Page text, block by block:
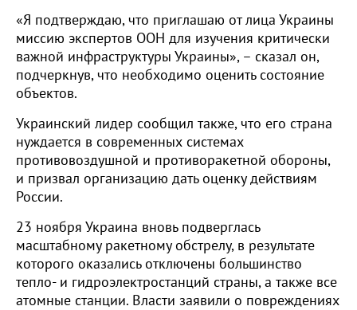
«Я подтверждаю, что приглашаю от лица Украины
миссию экспертов ООН для изучения критически
важной инфраструктуры Украины», – сказал он,
подчеркнув, что необходимо оценить состояние
объектов.
Украинский лидер сообщил также, что его страна
нуждается в современных системах
противовоздушной и противоракетной обороны,
и призвал организацию дать оценку действиям
России.
23 ноября Украина вновь подверглась
масштабному ракетному обстрелу, в результате
которого оказались отключены большинство
тепло- и гидроэлектростанций страны, а также все
атомные станции. Власти заявили о повреждениях